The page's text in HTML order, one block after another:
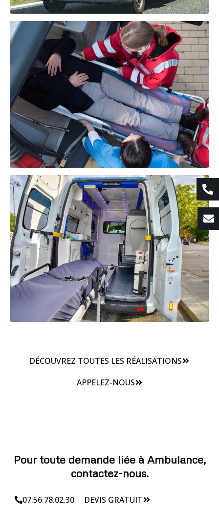
DÉCOUVREZ TOUTES LES RÉALISATIONS
APPELEZ-NOUS
Pour toute demande liée à Ambulance,
contactez-nous.
07.56.78.02.30 DEVIS GRATUIT